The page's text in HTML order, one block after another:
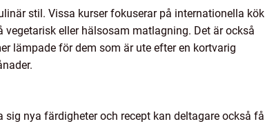
stil. Vissa kurser fokuserar på internationella kök
eller hälsosam matlagning. Det är också
lämpade för dem som är ute efter en kortvarig
nya färdigheter och recept kan deltagare också få